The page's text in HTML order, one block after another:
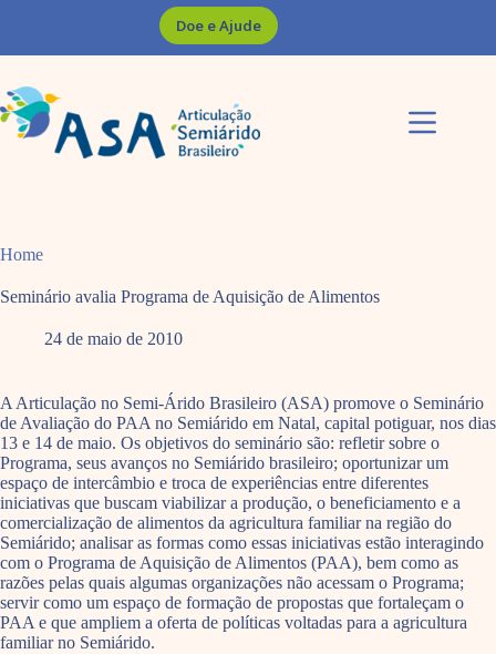
Doe e Ajude
Home
Seminário avalia Programa de Aquisição de Alimentos
24 de maio de 2010
A Articulação no Semi-Árido Brasileiro (ASA) promove o Seminário
de Avaliação do PAA no Semiárido em Natal, capital potiguar, nos dias
13 e 14 de maio. Os objetivos do seminário são: refletir sobre o
Programa, seus avanços no Semiárido brasileiro; oportunizar um
espaço de intercâmbio e troca de experiências entre diferentes
iniciativas que buscam viabilizar a produção, o beneficiamento e a
comercialização de alimentos da agricultura familiar na região do
Semiárido; analisar as formas como essas iniciativas estão interagindo
com o Programa de Aquisição de Alimentos (PAA), bem como as
razões pelas quais algumas organizações não acessam o Programa;
servir como um espaço de formação de propostas que fortaleçam o
PAA e que ampliem a oferta de políticas voltadas para a agricultura
familiar no Semiárido.